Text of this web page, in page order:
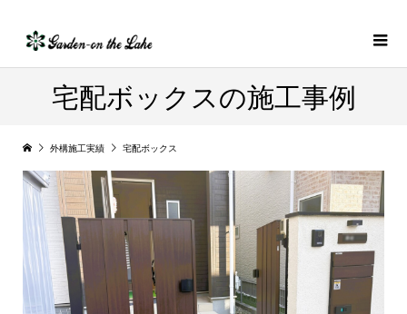
宅配ボックスの施工事例
外構施工実績 宅配ボックス